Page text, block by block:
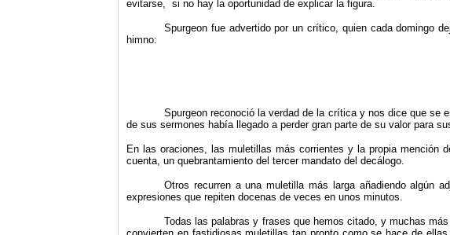
evitarse, si no hay la oportunidad de explicar la figura.
Spurgeon fue advertido por un crítico, quien cada domingo
himno:
Spurgeon reconoció la verdad de la crítica y nos dice que se
de sus sermones había llegado a perder gran parte de su valor para
En las oraciones, las muletillas más corrientes y la propia mención
cuenta, un quebrantamiento del tercer mandato del decálogo.
Otros recurren a una muletilla más larga añadiendo algún
expresiones que repiten docenas de veces en unos minutos.
Todas las palabras y frases que hemos citado, y muchas